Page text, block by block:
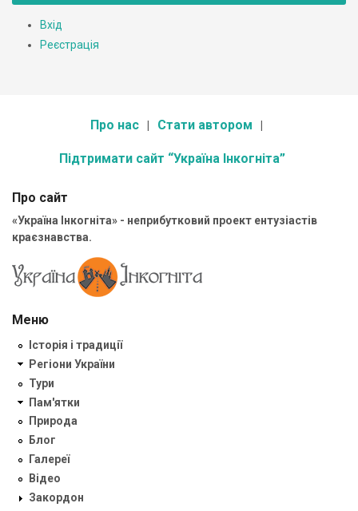
Вхід
Реєстрація
Про нас Стати автором
Підтримати сайт “Україна Інкогніта”
Про сайт
«Україна Інкогніта» - неприбутковий проект ентузіастів
краєзнавства.
Меню
Історія і традиції
Регіони України
Тури
Пам'ятки
Природа
Блог
Галереї
Відео
Закордон